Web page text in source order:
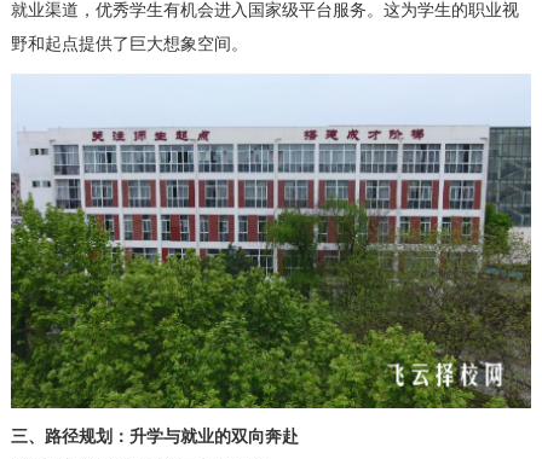
就业渠道，优秀学生有机会进入国家级平台服务。这为学生的职业视
野和起点提供了巨大想象空间。
三、路径规划：升学与就业的双向奔赴